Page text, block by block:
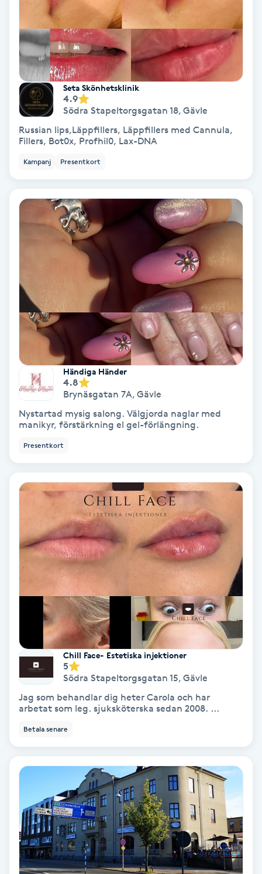
Läpptatuering
Makeup
Manikyr & Pedikyr
Massage
Medial vägledning
Medicinsk massage
Meditation
Megavolymfransar
Mesoterapi
MicroPen
Microshading
Nagelförlängning
Nagelförlängning akryl
Nagelförlängning gelé
Nagelförlängning glasfiber
Nagelförlängning silke
Nagelförstärkning
Nagelvård
Naglar borttagning
Seta Skönhetsklinik
4.9
Södra Stapeltorgsgatan 18, Gävle
Russian lips,Läppfillers, Läppfillers med Cannula,
Fillers, Bot0x, Profhil0, Lax-DNA
Kampanj Presentkort
Händiga Händer
4.8
Brynäsgatan 7A, Gävle
Nystartad mysig salong. Välgjorda naglar med
manikyr, förstärkning el gel-förlängning.
Presentkort
Chill Face- Estetiska injektioner
5
Södra Stapeltorgsgatan 15, Gävle
Jag som behandlar dig heter Carola och har
arbetat som leg. sjuksköterska sedan 2008. ...
Betala senare